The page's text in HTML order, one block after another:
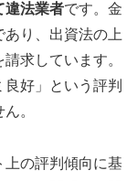
違法業者です。金
り、出資法の上
求しています。
好」という評判
。
の評判傾向に基